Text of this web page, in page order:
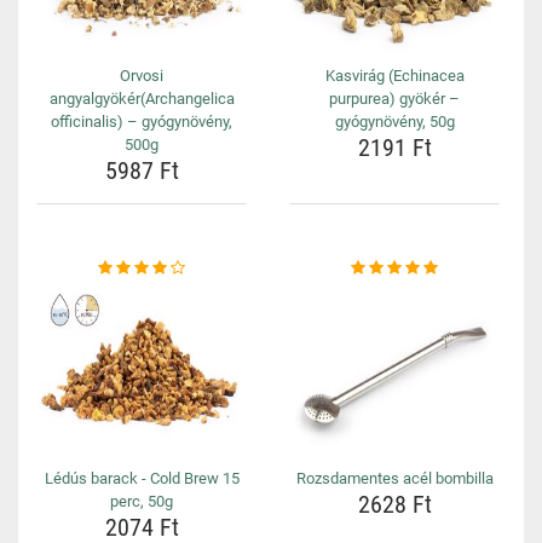
Orvosi
angyalgyökér(Archangelica
officinalis) – gyógynövény,
500g
5987 Ft
Kasvirág (Echinacea
purpurea) gyökér –
gyógynövény, 50g
2191 Ft
Lédús barack - Cold Brew 15
perc, 50g
2074 Ft
Rozsdamentes acél bombilla
2628 Ft